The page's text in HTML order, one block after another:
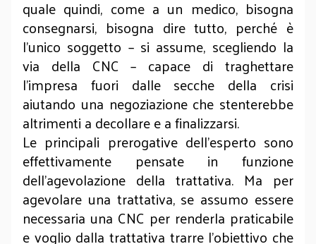
quale quindi, come a un medico, bisogna
consegnarsi, bisogna dire tutto, perché è
l'unico soggetto – si assume, scegliendo la
via della CNC – capace di traghettare
l'impresa fuori dalle secche della crisi
aiutando una negoziazione che stenterebbe
altrimenti a decollare e a finalizzarsi.
Le principali prerogative dell'esperto sono
effettivamente pensate in funzione
dell'agevolazione della trattativa. Ma per
agevolare una trattativa, se assumo essere
necessaria una CNC per renderla praticabile
e voglio dalla trattativa trarre l'obiettivo che